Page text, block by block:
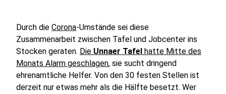
Durch die Corona-Umstände sei diese
Zusammenarbeit zwischen Tafel und Jobcenter ins
Stocken geraten. Die Unnaer Tafel hatte Mitte des
Monats Alarm geschlagen, sie sucht dringend
ehrenamtliche Helfer. Von den 30 festen Stellen ist
derzeit nur etwas mehr als die Hälfte besetzt. Wer